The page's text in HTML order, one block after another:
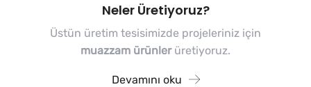
Neler Üretiyoruz?
Üstün üretim tesisimizde projeleriniz için
muazzam ürünler üretiyoruz.
Devamını oku